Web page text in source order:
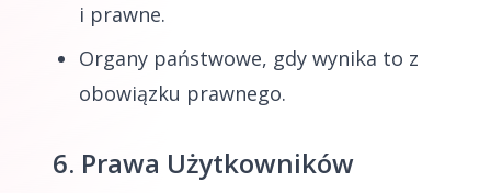
i prawne.
Organy państwowe, gdy wynika to z
obowiązku prawnego.
6. Prawa Użytkowników